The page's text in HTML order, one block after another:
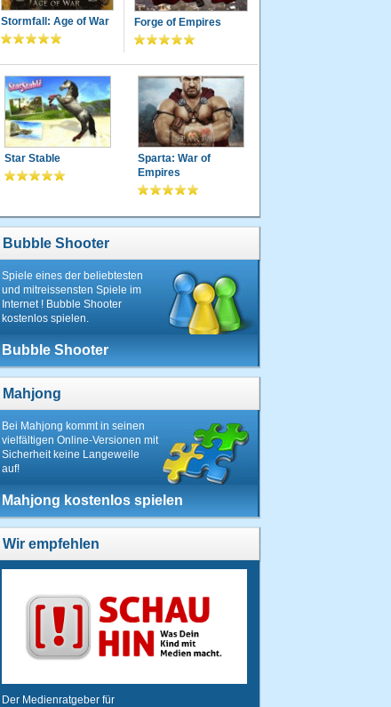
Stormfall: Age of War Forge of Empires
Star Stable
Sparta: War of
Empires
Bubble Shooter
Spiele eines der beliebtesten
und mitreissensten Spiele im
Internet ! Bubble Shooter
kostenlos spielen.
Bubble Shooter
Mahjong
Bei Mahjong kommt in seinen
vielfältigen Online-Versionen mit
Sicherheit keine Langeweile
auf!
Mahjong kostenlos spielen
Wir empfehlen
Der Medienratgeber für